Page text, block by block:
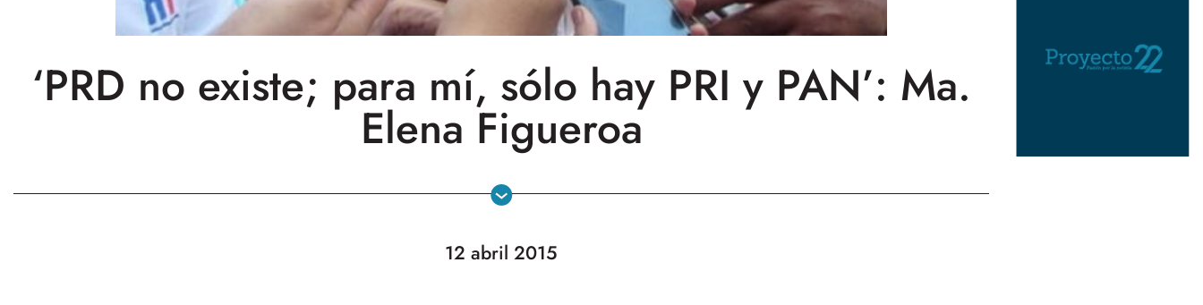
‘PRD no existe; para mí, sólo hay PRI y PAN’: Ma.
Elena Figueroa
12 abril 2015